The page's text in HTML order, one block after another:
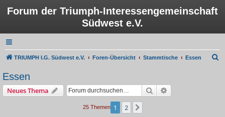
Forum der Triumph-Interessengemeinschaft
Südwest e.V.
TRIUMPH I.G. Südwest e.V. Foren-Übersicht Stammtische Essen
Essen
Neues Thema Suche
25 Themen 1 2